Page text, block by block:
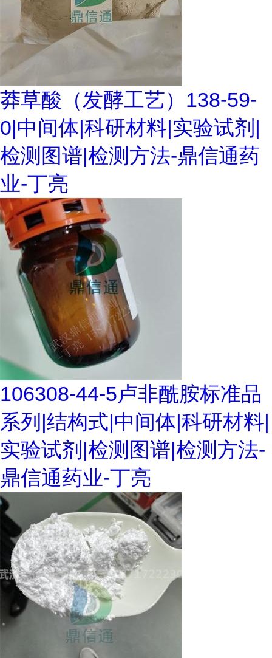
莽草酸（发酵工艺）138-59-
0|中间体|科研材料|实验试剂|
检测图谱|检测方法-鼎信通药
业-丁亮
106308-44-5卢非酰胺标准品
系列|结构式|中间体|科研材料|
实验试剂|检测图谱|检测方法-
鼎信通药业-丁亮